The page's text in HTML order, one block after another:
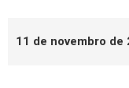
11 de novembro de